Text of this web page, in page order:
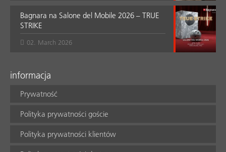
Bagnara na Salone del Mobile 2026 – TRUE
STRIKE
02. March 2026
informacja
Prywatność
Polityka prywatności goście
Polityka prywatności klientów